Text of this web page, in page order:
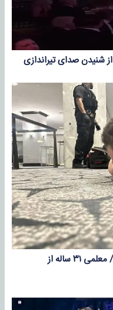
صدای تیراندازی
ترامپ تصویر فرد تیرانداز را منتشر کرد/ معلمی ۳۱ ساله از